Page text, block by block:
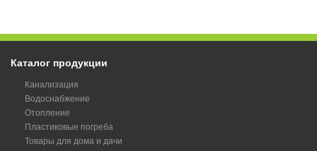
Каталог продукции
Канализация
Водоснабжение
Отопление
Пластиковые погреба
Товары для дома и дачи